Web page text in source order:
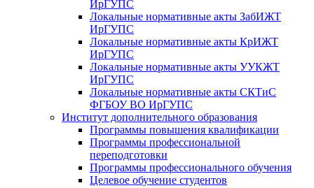
ИрГУПС
Локальные нормативные акты ЗабИЖТ
ИрГУПС
Локальные нормативные акты КрИЖТ
ИрГУПС
Локальные нормативные акты УУКЖТ
ИрГУПС
Локальные нормативные акты СКТиС
ФГБОУ ВО ИрГУПС
Институт дополнительного образования
Программы повышения квалификации
Программы профессиональной
переподготовки
Программы профессионального обучения
Целевое обучение студентов